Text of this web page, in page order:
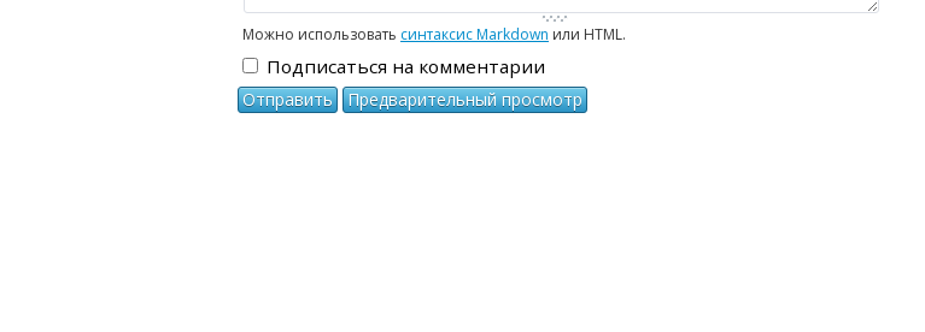
Можно использовать синтаксис Markdown или HTML.
Подписаться на комментарии